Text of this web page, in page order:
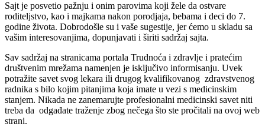
Sajt je posvetio pažnju i onim parovima koji žele da ostvare
roditeljstvo, kao i majkama nakon porodjaja, bebama i deci do 7.
godine života. Dobrodošle su i vaše sugestije, jer ćemo u skladu sa
vašim interesovanjima, dopunjavati i širiti sadržaj sajta.
Sav sadržaj na stranicama portala Trudnoća i zdravlje i pratećim
društvenim mrežama namenjen je isključivo informisanju. Uvek
potražite savet svog lekara ili drugog kvalifikovanog zdravstvenog
radnika s bilo kojim pitanjima koja imate u vezi s medicinskim
stanjem. Nikada ne zanemarujte profesionalni medicinski savet niti
treba da odgađate traženje zbog nečega što ste pročitali na ovoj web
strani.